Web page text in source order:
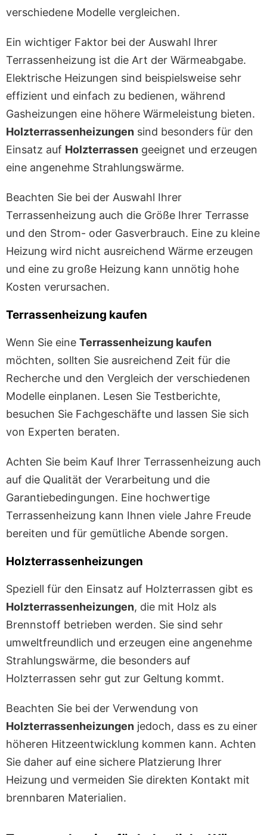
verschiedene Modelle vergleichen.
Ein wichtiger Faktor bei der Auswahl Ihrer
Terrassenheizung ist die Art der Wärmeabgabe.
Elektrische Heizungen sind beispielsweise sehr
effizient und einfach zu bedienen, während
Gasheizungen eine höhere Wärmeleistung bieten.
Holzterrassenheizungen sind besonders für den
Einsatz auf Holzterrassen geeignet und erzeugen
eine angenehme Strahlungswärme.
Beachten Sie bei der Auswahl Ihrer
Terrassenheizung auch die Größe Ihrer Terrasse
und den Strom- oder Gasverbrauch. Eine zu kleine
Heizung wird nicht ausreichend Wärme erzeugen
und eine zu große Heizung kann unnötig hohe
Kosten verursachen.
Terrassenheizung kaufen
Wenn Sie eine Terrassenheizung kaufen
möchten, sollten Sie ausreichend Zeit für die
Recherche und den Vergleich der verschiedenen
Modelle einplanen. Lesen Sie Testberichte,
besuchen Sie Fachgeschäfte und lassen Sie sich
von Experten beraten.
Achten Sie beim Kauf Ihrer Terrassenheizung auch
auf die Qualität der Verarbeitung und die
Garantiebedingungen. Eine hochwertige
Terrassenheizung kann Ihnen viele Jahre Freude
bereiten und für gemütliche Abende sorgen.
Holzterrassenheizungen
Speziell für den Einsatz auf Holzterrassen gibt es
Holzterrassenheizungen, die mit Holz als
Brennstoff betrieben werden. Sie sind sehr
umweltfreundlich und erzeugen eine angenehme
Strahlungswärme, die besonders auf
Holzterrassen sehr gut zur Geltung kommt.
Beachten Sie bei der Verwendung von
Holzterrassenheizungen jedoch, dass es zu einer
höheren Hitzeentwicklung kommen kann. Achten
Sie daher auf eine sichere Platzierung Ihrer
Heizung und vermeiden Sie direkten Kontakt mit
brennbaren Materialien.